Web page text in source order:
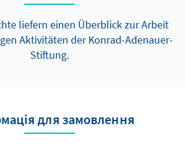
liefern einen Überblick zur Arbeit
Aktivitäten der Konrad-Adenauer-
Stiftung.
для замовлення